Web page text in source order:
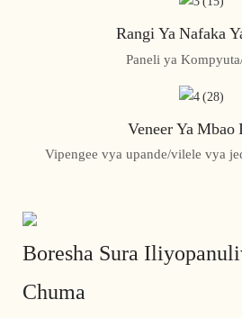
Rangi Ya Nafaka
Paneli ya
Veneer Ya Mbao
Vipengee vya upande/vilele vya
Boresha Sura
Chuma